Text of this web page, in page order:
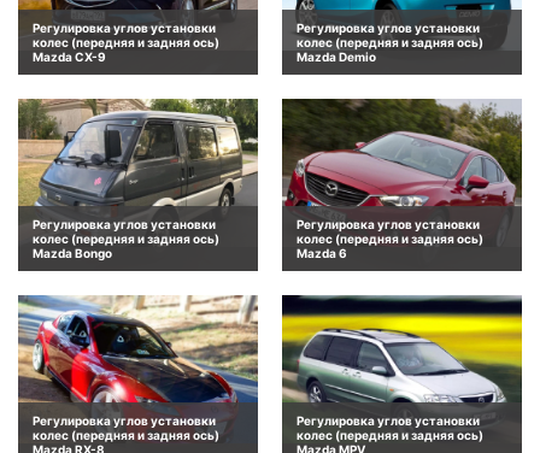
Регулировка углов установки
колес (передняя и задняя ось)
Mazda CX-9
Регулировка углов установки
колес (передняя и задняя ось)
Mazda Demio
Регулировка углов установки
колес (передняя и задняя ось)
Mazda Bongo
Регулировка углов установки
колес (передняя и задняя ось)
Mazda 6
Регулировка углов установки
колес (передняя и задняя ось)
Mazda RX-8
Регулировка углов установки
колес (передняя и задняя ось)
Mazda MPV